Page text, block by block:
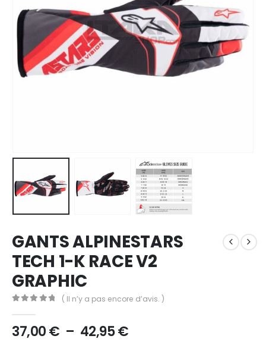
GANTS ALPINESTARS
TECH 1-K RACE V2
GRAPHIC
( Il n’y a pas encore d’avis. )
37,00€ – 42,95€Plage